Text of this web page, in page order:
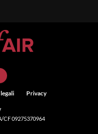
Privacy
CF 09275370964